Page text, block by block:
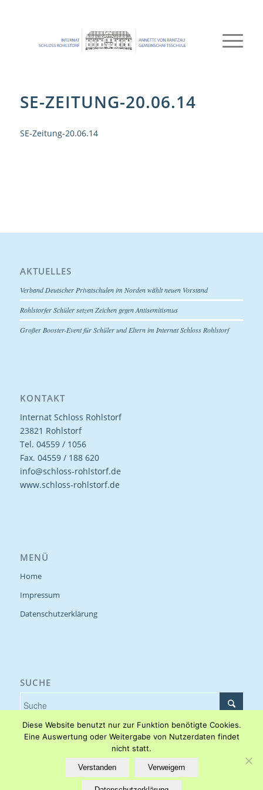
SE-ZEITUNG-20.06.14
SE-Zeitung-20.06.14
AKTUELLES
Verband Deutscher Privatschulen im Norden wählt neuen Vorstand
Rohlstorfer Schüler setzen Zeichen gegen Antisemitismus
Großer Booster-Event für Schüler und Eltern im Internat Schloss Rohlstorf
KONTAKT
Internat Schloss Rohlstorf
23821 Rohlstorf
Tel. 04559 / 1056
Fax. 04559 / 188 620
info@schloss-rohlstorf.de
www.schloss-rohlstorf.de
MENÜ
Home
Impressum
Datenschutzerklärung
SUCHE
Cookieeinstellungen
Diese Website benutzt nur zur Funktion benötigte Cookies.
Eine Auswertung oder Weitergabe von Nutzerdaten findet
nicht statt.
Verstanden Verweigern